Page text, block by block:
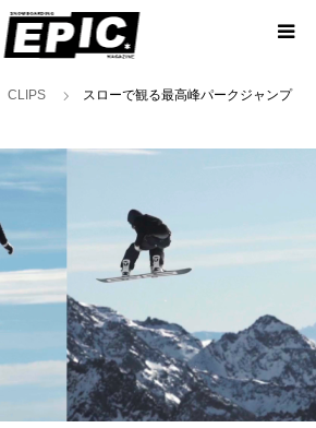
CLIPS
スローで観る最高峰パークジャンプ